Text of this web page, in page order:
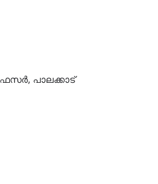
പാലക്കാട്